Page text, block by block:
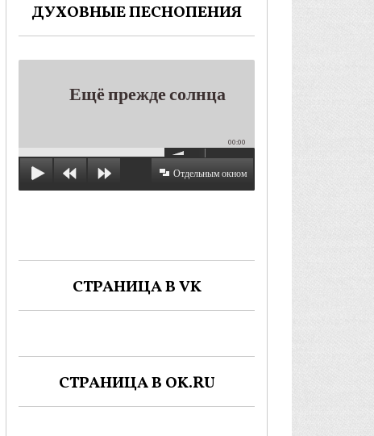
ДУХОВНЫЕ ПЕСНОПЕНИЯ
Ещё прежде солнца
00:00
Отдельным окном
СТРАНИЦА В VK
СТРАНИЦА В OK.RU